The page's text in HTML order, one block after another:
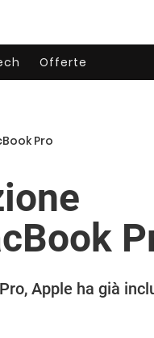
Offerte
Pro
Apple ha già